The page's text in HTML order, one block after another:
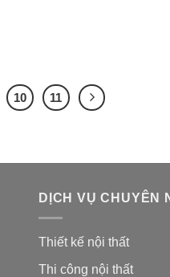
10 11
DỊCH VỤ CHUYÊN
Thiết kế nội thất
Thi công nội thất